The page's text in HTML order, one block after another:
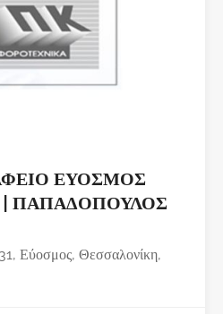
ΕΥΟΣΜΟΣ
ΠΑΠΑΔΟΠΟΥΛΟΣ
Εύοσμος, Θεσσαλονίκη,